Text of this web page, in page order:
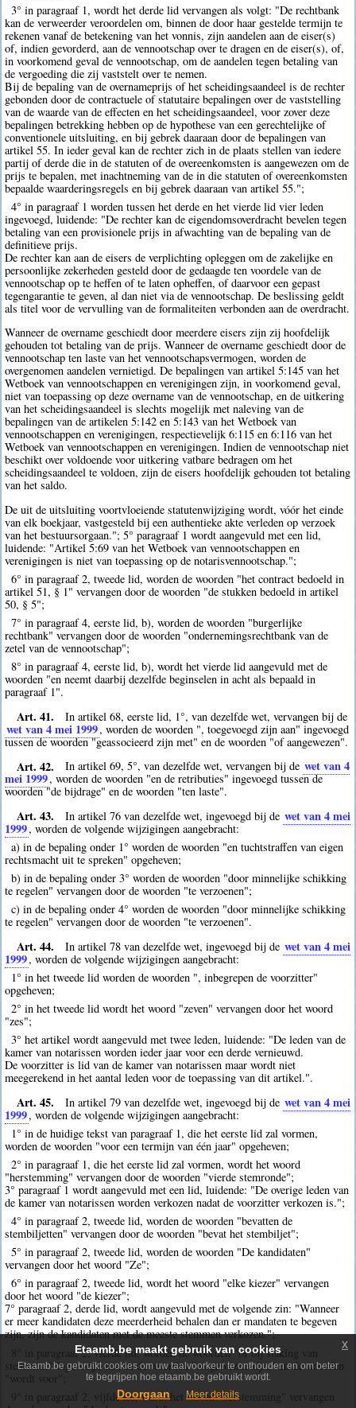
3° in paragraaf 1, wordt het derde lid vervangen als volgt: "De rechtbank
kan de verweerder veroordelen om, binnen de door haar gestelde termijn te
rekenen vanaf de betekening van het vonnis, zijn aandelen aan de eiser(s)
of, indien gevorderd, aan de vennootschap over te dragen en de eiser(s), of,
in voorkomend geval de vennootschap, om de aandelen tegen betaling van
de vergoeding die zij vaststelt over te nemen.
Bij de bepaling van de overnameprijs of het scheidingsaandeel is de rechter
gebonden door de contractuele of statutaire bepalingen over de vaststelling
van de waarde van de effecten en het scheidingsaandeel, voor zover deze
bepalingen betrekking hebben op de hypothese van een gerechtelijke of
conventionele uitsluiting, en bij gebrek daaraan door de bepalingen van
artikel 55. In ieder geval kan de rechter zich in de plaats stellen van iedere
partij of derde die in de statuten of de overeenkomsten is aangewezen om de
prijs te bepalen, met inachtneming van de in die statuten of overeenkomsten
bepaalde waarderingsregels en bij gebrek daaraan van artikel 55.";
4° in paragraaf 1 worden tussen het derde en het vierde lid vier leden
ingevoegd, luidende: "De rechter kan de eigendomsoverdracht bevelen tegen
betaling van een provisionele prijs in afwachting van de bepaling van de
definitieve prijs.
De rechter kan aan de eisers de verplichting opleggen om de zakelijke en
persoonlijke zekerheden gesteld door de gedaagde ten voordele van de
vennootschap op te heffen of te laten opheffen, of daarvoor een gepast
tegengarantie te geven, al dan niet via de vennootschap. De beslissing geldt
als titel voor de vervulling van de formaliteiten verbonden aan de overdracht.
Wanneer de overname geschiedt door meerdere eisers zijn zij hoofdelijk
gehouden tot betaling van de prijs. Wanneer de overname geschiedt door de
vennootschap ten laste van het vennootschapsvermogen, worden de
overgenomen aandelen vernietigd. De bepalingen van artikel 5:145 van het
Wetboek van vennootschappen en verenigingen zijn, in voorkomend geval,
niet van toepassing op deze overname van de vennootschap, en de uitkering
van het scheidingsaandeel is slechts mogelijk met naleving van de
bepalingen van de artikelen 5:142 en 5:143 van het Wetboek van
vennootschappen en verenigingen, respectievelijk 6:115 en 6:116 van het
Wetboek van vennootschappen en verenigingen. Indien de vennootschap niet
beschikt over voldoende voor uitkering vatbare bedragen om het
scheidingsaandeel te voldoen, zijn de eisers hoofdelijk gehouden tot betaling
van het saldo.
De uit de uitsluiting voortvloeiende statutenwijziging wordt, vóór het einde
van elk boekjaar, vastgesteld bij een authentieke akte verleden op verzoek
van het bestuursorgaan."; 5° paragraaf 1 wordt aangevuld met een lid,
luidende: "Artikel 5:69 van het Wetboek van vennootschappen en
verenigingen is niet van toepassing op de notarisvennootschap.";
6° in paragraaf 2, tweede lid, worden de woorden "het contract bedoeld in
artikel 51, § 1" vervangen door de woorden "de stukken bedoeld in artikel
50, § 5";
7° in paragraaf 4, eerste lid, b), worden de woorden "burgerlijke
rechtbank" vervangen door de woorden "ondernemingsrechtbank van de
zetel van de vennootschap";
8° in paragraaf 4, eerste lid, b), wordt het vierde lid aangevuld met de
woorden "en neemt daarbij dezelfde beginselen in acht als bepaald in
paragraaf 1".
Art. 41. In artikel 68, eerste lid, 1°, van dezelfde wet, vervangen bij de
wet van 4 mei 1999, worden de woorden ", toegevoegd zijn aan" ingevoegd
tussen de woorden "geassocieerd zijn met" en de woorden "of aangewezen".
Art. 42. In artikel 69, 5°, van dezelfde wet, vervangen bij de wet van 4
mei 1999, worden de woorden "en de retributies" ingevoegd tussen de
woorden "de bijdrage" en de woorden "ten laste".
Art. 43. In artikel 76 van dezelfde wet, ingevoegd bij de wet van 4 mei
1999, worden de volgende wijzigingen aangebracht:
a) in de bepaling onder 1° worden de woorden "en tuchtstraffen van eigen
rechtsmacht uit te spreken" opgeheven;
b) in de bepaling onder 3° worden de woorden "door minnelijke schikking
te regelen" vervangen door de woorden "te verzoenen";
c) in de bepaling onder 4° worden de woorden "door minnelijke schikking
te regelen" vervangen door de woorden "te verzoenen".
Art. 44. In artikel 78 van dezelfde wet, ingevoegd bij de wet van 4 mei
1999, worden de volgende wijzigingen aangebracht:
1° in het tweede lid worden de woorden ", inbegrepen de voorzitter"
opgeheven;
2° in het tweede lid wordt het woord "zeven" vervangen door het woord
"zes";
3° het artikel wordt aangevuld met twee leden, luidende: "De leden van de
kamer van notarissen worden ieder jaar voor een derde vernieuwd.
De voorzitter is lid van de kamer van notarissen maar wordt niet
meegerekend in het aantal leden voor de toepassing van dit artikel.".
Art. 45. In artikel 79 van dezelfde wet, ingevoegd bij de wet van 4 mei
1999, worden de volgende wijzigingen aangebracht:
1° in de huidige tekst van paragraaf 1, die het eerste lid zal vormen,
worden de woorden "voor een termijn van één jaar" opgeheven;
2° in paragraaf 1, die het eerste lid zal vormen, wordt het woord
"herstemming" vervangen door de woorden "vierde stemronde";
3° paragraaf 1 wordt aangevuld met een lid, luidende: "De overige leden van
de kamer van notarissen worden verkozen nadat de voorzitter verkozen is.";
4° in paragraaf 2, tweede lid, worden de woorden "bevatten de
stembiljetten" vervangen door de woorden "bevat het stembiljet";
5° in paragraaf 2, tweede lid, worden de woorden "De kandidaten"
vervangen door het woord "Ze";
6° in paragraaf 2, tweede lid, wordt het woord "elke kiezer" vervangen
door het woord "de kiezer";
7° paragraaf 2, derde lid, wordt aangevuld met de volgende zin: "Wanneer
er meer kandidaten deze meerderheid behalen dan er mandaten te begeven
zijn, zijn de kandidaten met de meeste stemmen verkozen.";
8° in paragraaf 2, vierde lid, worden de woorden "of bij staking van
stemmen," ingevoegd tussen de woorden "toegewezen zijn," en de woorden
"wordt voor";
9° in paragraaf 2, vijfde lid, wordt het woord "herstemming" vervangen
Etaamb.be maakt gebruik van cookies
Etaamb.be gebruikt cookies om uw taalvoorkeur te onthouden en om beter
te begrijpen hoe etaamb.be gebruikt wordt.
Doorgaan Meer details
x